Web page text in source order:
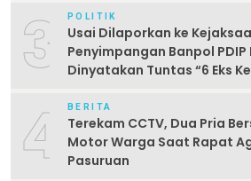
3 POLITIK
Usai Dilaporkan ke
Penyimpangan Banpol PDIP
Dinyatakan Tuntas “6 Eks
4 BERITA
Terekam CCTV, Dua Pria
Motor Warga Saat Rapat
Pasuruan